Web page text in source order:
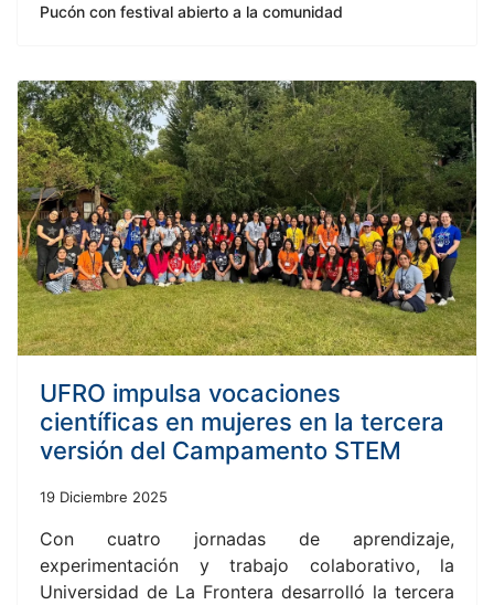
Pucón con festival abierto a la comunidad
UFRO impulsa vocaciones
científicas en mujeres en la tercera
versión del Campamento STEM
19 Diciembre 2025
Con cuatro jornadas de aprendizaje,
experimentación y trabajo colaborativo, la
Universidad de La Frontera desarrolló la tercera